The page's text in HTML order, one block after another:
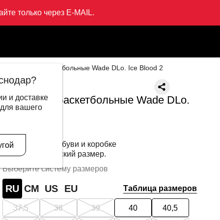
только через E-MAIL.
и доставке
вашего
Кроссовки баскетбольные Wade DLo. Ice Blood 2
LI-NING
Кроссовки баскетбольные Wade DLo.
Ice Blood 2
4 595 ₽
Внимание
: на обуви и коробке
указан европейский размер.
Выберите систему размеров
RU СМ US EU Таблица размеров
37,5 38 39 40 40,5